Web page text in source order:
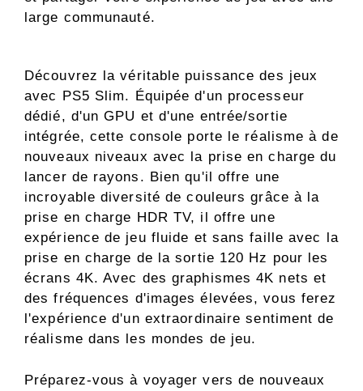
large communauté.
Découvrez la véritable puissance des jeux
avec PS5 Slim. Équipée d'un processeur
dédié, d'un GPU et d'une entrée/sortie
intégrée, cette console porte le réalisme à de
nouveaux niveaux avec la prise en charge du
lancer de rayons. Bien qu'il offre une
incroyable diversité de couleurs grâce à la
prise en charge HDR TV, il offre une
expérience de jeu fluide et sans faille avec la
prise en charge de la sortie 120 Hz pour les
écrans 4K. Avec des graphismes 4K nets et
des fréquences d'images élevées, vous ferez
l'expérience d'un extraordinaire sentiment de
réalisme dans les mondes de jeu.
Préparez-vous à voyager vers de nouveaux